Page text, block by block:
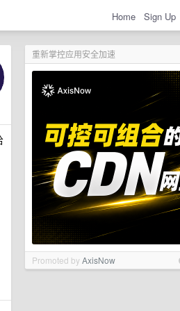
Home Sign Up
重新掌控应用安全加速
Promoted byAxisNow